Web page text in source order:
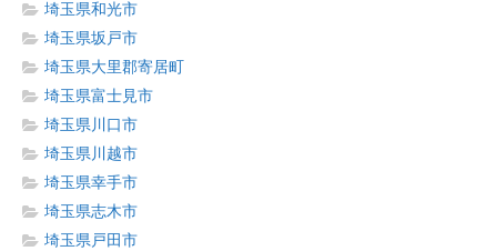
埼玉県和光市
埼玉県坂戸市
埼玉県大里郡寄居町
埼玉県富士見市
埼玉県川口市
埼玉県川越市
埼玉県幸手市
埼玉県志木市
埼玉県戸田市